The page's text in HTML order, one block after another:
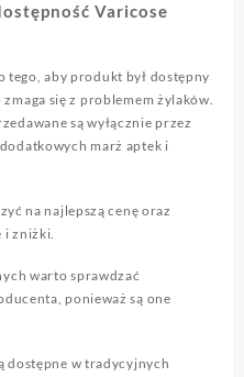
Varicose
tego, aby produkt był dostępny
się z problemem żylaków.
są wyłącznie przez
marż aptek i
na najlepszą cenę oraz
i zniżki.
warto sprawdzać
ponieważ są one
dostępne w tradycyjnych